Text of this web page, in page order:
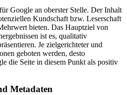
Google an oberster Stelle. Der Inhalt
Kundschaft bzw. Leserschaft
bieten. Das Hauptziel von
ist es, qualitativ
Je zielgerichteter und
geboten werden, desto
die Seite in diesem Punkt als positiv
Metadaten